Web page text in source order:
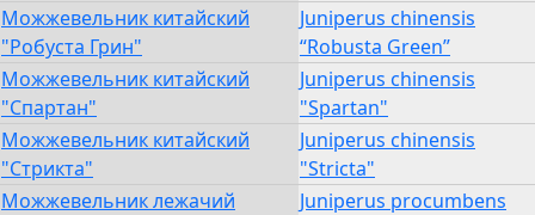
Можжевельник китайский
"Робуста Грин"
Juniperus chinensis
“Robusta Green”
Можжевельник китайский
"Спартан"
Juniperus chinensis
"Spartan"
Можжевельник китайский
"Стрикта"
Juniperus chinensis
"Stricta"
Можжевельник лежачий
Juniperus procumbens